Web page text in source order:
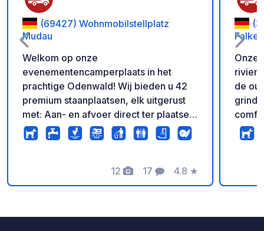
(69427) Wohnmobilstellplatz
Mudau
Welkom op onze
evenementencamperplaats in het
prachtige Odenwald! Wij bieden u 42
premium staanplaatsen, elk uitgerust
met: Aan- en afvoer direct ter plaatse
(zoet water, elektriciteit, WiFi en
afvoer grijs water). Er is ook een apart
(douche en toilet) bevinden zich direct
12
Foto's
17
Commentaren
4.8
Beoordeling
★
Onze
rivier,
de
grind